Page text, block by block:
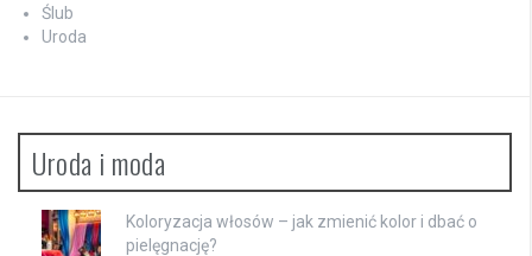
Ślub
Uroda
Uroda i moda
Koloryzacja włosów – jak zmienić kolor i dbać o
pielęgnację?